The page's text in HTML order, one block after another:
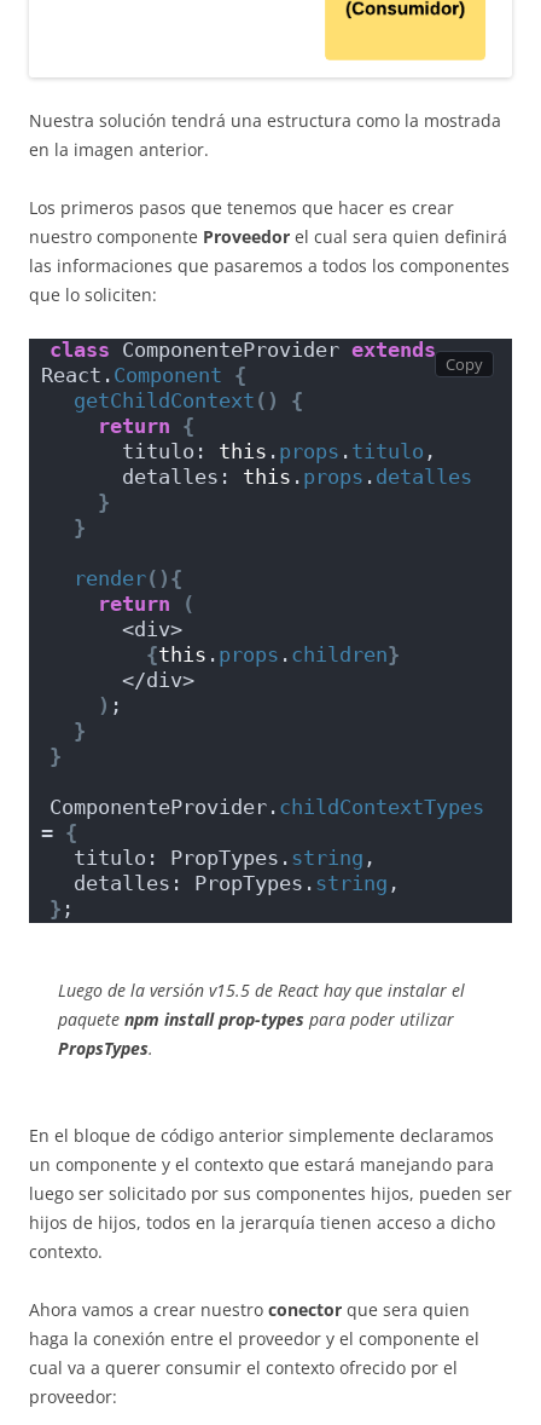
Nuestra solución tendrá una estructura como la mostrada
en la imagen anterior.
Los primeros pasos que tenemos que hacer es crear
nuestro componente Proveedor el cual sera quien definirá
las informaciones que pasaremos a todos los componentes
que lo soliciten:
class ComponenteProvider extends
React. Component {
getChildContext ( )
{
return {
      titulo:
this . props . titulo ,
      detalles:
this . props . detalles
}
}
render( ) {
return
(
      <div>
{this . props . children}
      </div>
) ;
}
}
ComponenteProvider. childContextTypes
= {
  titulo: PropTypes.
string ,
  detalles: PropTypes.
string ,
} ;
Luego de la versión v15.5 de React hay que instalar el
paquete npm install prop-types para poder utilizar
PropsTypes.
En el bloque de código anterior simplemente declaramos
un componente y el contexto que estará manejando para
luego ser solicitado por sus componentes hijos, pueden ser
hijos de hijos, todos en la jerarquía tienen acceso a dicho
contexto.
Ahora vamos a crear nuestro conector que sera quien
haga la conexión entre el proveedor y el componente el
cual va a querer consumir el contexto ofrecido por el
proveedor: